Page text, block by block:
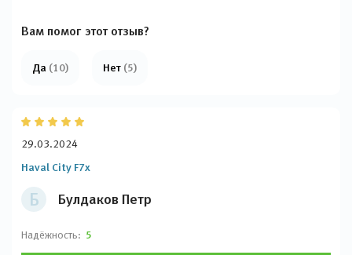
Вам помог этот отзыв?
Да (10) Нет (5)
Б Булдаков Петр
Haval City F7x
29.03.2024
Надёжность: 5